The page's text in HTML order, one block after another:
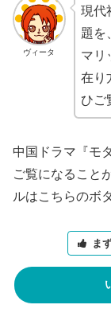
ヴィータ
現代
題を
マリ
在り
ひご
中国ドラマ『モ
ご覧になること
ルはこちらのボ
ま